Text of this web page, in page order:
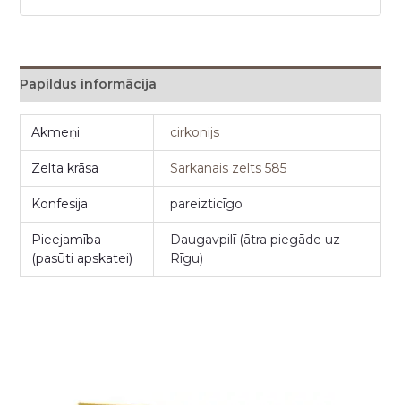
Papildus informācija
Akmeņi cirkonijs
Zelta krāsa Sarkanais zelts 585
Konfesija pareizticīgo
Pieejamība
(pasūti apskatei)
Daugavpilī (ātra piegāde uz
Rīgu)